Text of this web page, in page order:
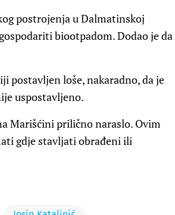
postrojenja u Dalmatinskoj
biootpadom. Dodao je da
postavljen loše, nakaradno, da je
uspostavljeno.
Marišćini prilično naraslo. Ovim
gdje stavljati obrađeni ili